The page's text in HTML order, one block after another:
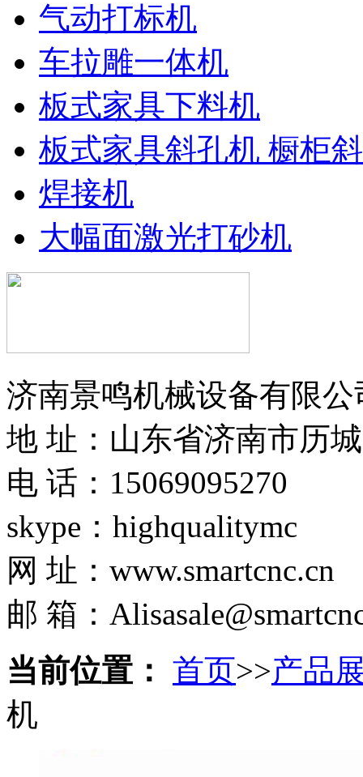
气动打标机
车拉雕一体机
板式家具下料机
板式家具斜孔机 橱柜
焊接机
大幅面激光打砂机
济南景鸣机械设备有限公
地 址：山东省济南市历
电 话：15069095270
skype：highqualitymc
网 址：www.smartcnc.cn
邮 箱：
当前位置： 首页>>产品
机